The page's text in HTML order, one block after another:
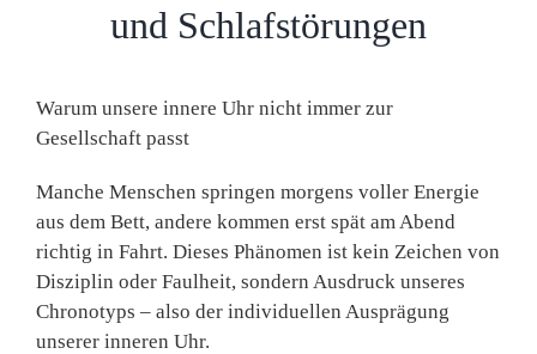
und Schlafstörungen
Warum unsere innere Uhr nicht immer zur
Gesellschaft passt
Manche Menschen springen morgens voller Energie
aus dem Bett, andere kommen erst spät am Abend
richtig in Fahrt. Dieses Phänomen ist kein Zeichen von
Disziplin oder Faulheit, sondern Ausdruck unseres
Chronotyps – also der individuellen Ausprägung
unserer inneren Uhr.